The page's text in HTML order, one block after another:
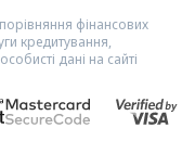
фінансових
кредитування,
дані на сайті